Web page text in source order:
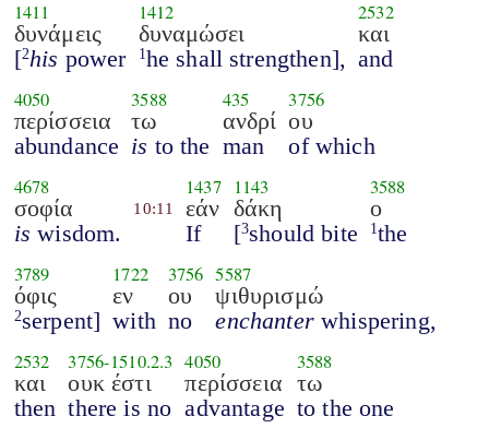
1411
δυνάμεις
[2his power
1412
δυναμώσει
1 he shall strengthen],
2532
και
and
4050
περίσσεια
abundance
3588
τω
is to the
435
ανδρί
man
3756
ου
of which
4678
σοφία
is wisdom.
10:11
1437
εάν
If
1143
δάκη
[3should bite
3588
ο
1the
3789
όφις
2serpent]
1722
εν
with
3756
ου
no
5587
ψιθυρισμώ
enchanterwhispering,
2532
και
then
3756-1510.2.3
ουκ έστι
there is no
4050
περίσσεια
advantage
3588
τω
to the one